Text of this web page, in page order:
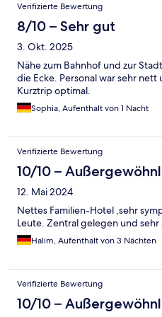
Verifizierte Bewertung
8/10 – Sehr gut
3. Okt. 2025
Nähe zum Bahnhof und zur
die Ecke. Personal war sehr
Kurztrip optimal.
Sophia, Aufenthalt von 1 Nacht
Verifizierte Bewertung
10/10 –
12. Mai 2024
Nettes Familien-Hotel ,sehr
Leute. Zentral gelegen und sehr
Halim, Aufenthalt von 3 Nächten
Verifizierte Bewertung
10/10 –